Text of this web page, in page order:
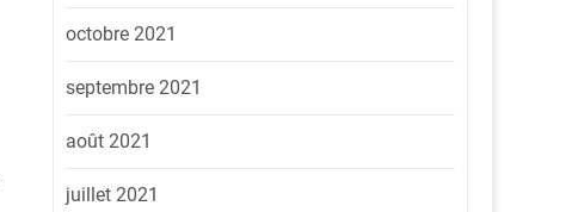
octobre 2021
septembre 2021
août 2021
juillet 2021